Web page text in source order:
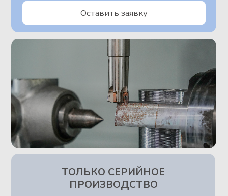
СОБСТВЕННЫЕ МОЩНОСТИ
Мы используем собственные
производственные мощности, что позволяет
полностью контролировать процесс на каждом
этапе. Мы гарантируем высокое качество и
реагируем на изменения требований и
обеспечиваем индивидуальный подход к
каждому клиенту. Благодаря этому, вы
получаете продукцию, которая точно
соответствует вашим ожиданиям и
Оставить заявку